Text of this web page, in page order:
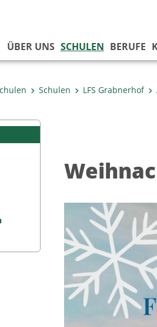
ÜBER UNS SCHULEN BERUFE
Schulen LFS Grabnerhof